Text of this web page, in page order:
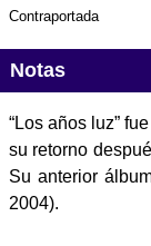
Contraportada
Notas
“Los años luz”
su retorno
Su anterior
2004).